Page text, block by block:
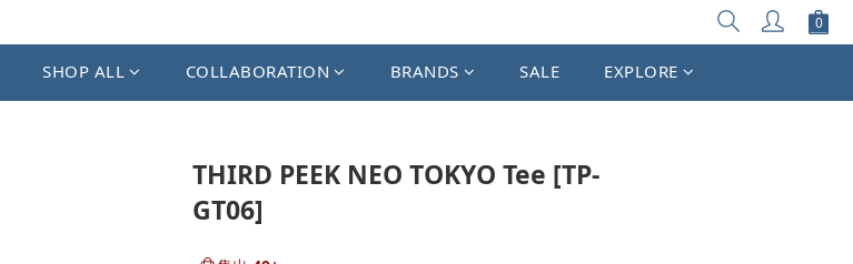
SHOP ALL COLLABORATION BRANDS SALE EXPLORE
THIRD PEEK NEO TOKYO Tee [TP-
GT06]